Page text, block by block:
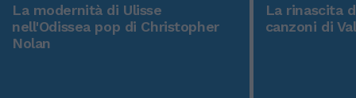
La modernità di Ulisse
nell'Odissea pop di Christopher
Nolan
La rinascita
canzoni di